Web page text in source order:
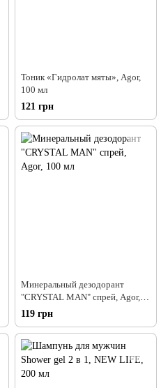
Тоник «Гидролат мяты», Agor,
100 мл
121 грн
Минеральный дезодорант
"CRYSTAL MAN" спрей, Agor,
100 мл
119 грн